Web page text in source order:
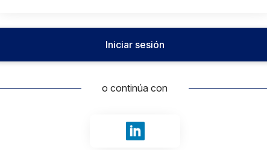
Iniciar sesión
o continúa con
Iniciar sesión con LinkedIn